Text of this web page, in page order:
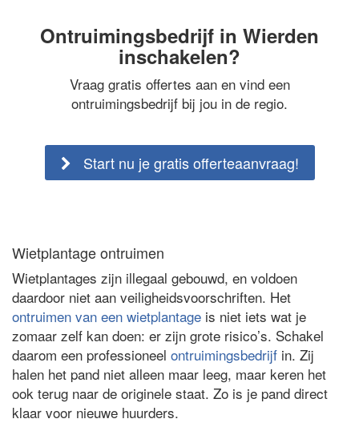
Ontruimingsbedrijf in Wierden
inschakelen?
Vraag gratis offertes aan en vind een
ontruimingsbedrijf bij jou in de regio.
Start nu je gratis offerteaanvraag!
Wietplantage ontruimen
Wietplantages zijn illegaal gebouwd, en voldoen
daardoor niet aan veiligheidsvoorschriften. Het
ontruimen van een wietplantage is niet iets wat je
zomaar zelf kan doen: er zijn grote risico’s. Schakel
daarom een professioneel ontruimingsbedrijf in. Zij
halen het pand niet alleen maar leeg, maar keren het
ook terug naar de originele staat. Zo is je pand direct
klaar voor nieuwe huurders.